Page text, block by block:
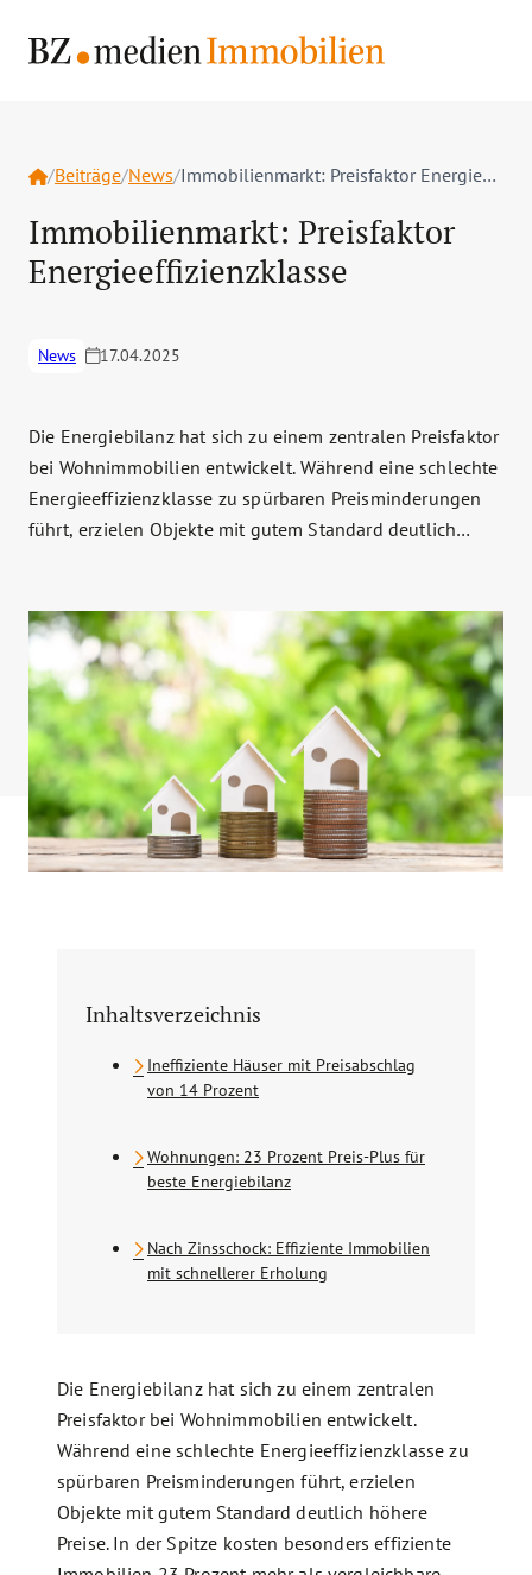
Home
/Beiträge/News/ Immobilienmarkt: Preisfaktor Energieeffizienzklasse
Immobilienmarkt: Preisfaktor
Energieeffizienzklasse
News 17.04.2025
Die Energiebilanz hat sich zu einem zentralen Preisfaktor
bei Wohnimmobilien entwickelt. Während eine schlechte
Energieeffizienzklasse zu spürbaren Preisminderungen
führt, erzielen Objekte mit gutem Standard deutlich
Die Energiebilanz hat sich zu einem zentralen
Preisfaktor bei Wohnimmobilien entwickelt.
Während eine schlechte Energieeffizienzklasse zu
spürbaren Preisminderungen führt, erzielen
Objekte mit gutem Standard deutlich höhere
Preise. In der Spitze kosten besonders effiziente
Inhaltsverzeichnis
Ineffiziente Häuser mit Preisabschlag
von 14 Prozent
Wohnungen: 23 Prozent Preis-Plus für
beste Energiebilanz
Nach Zinsschock: Effiziente Immobilien
mit schnellerer Erholung